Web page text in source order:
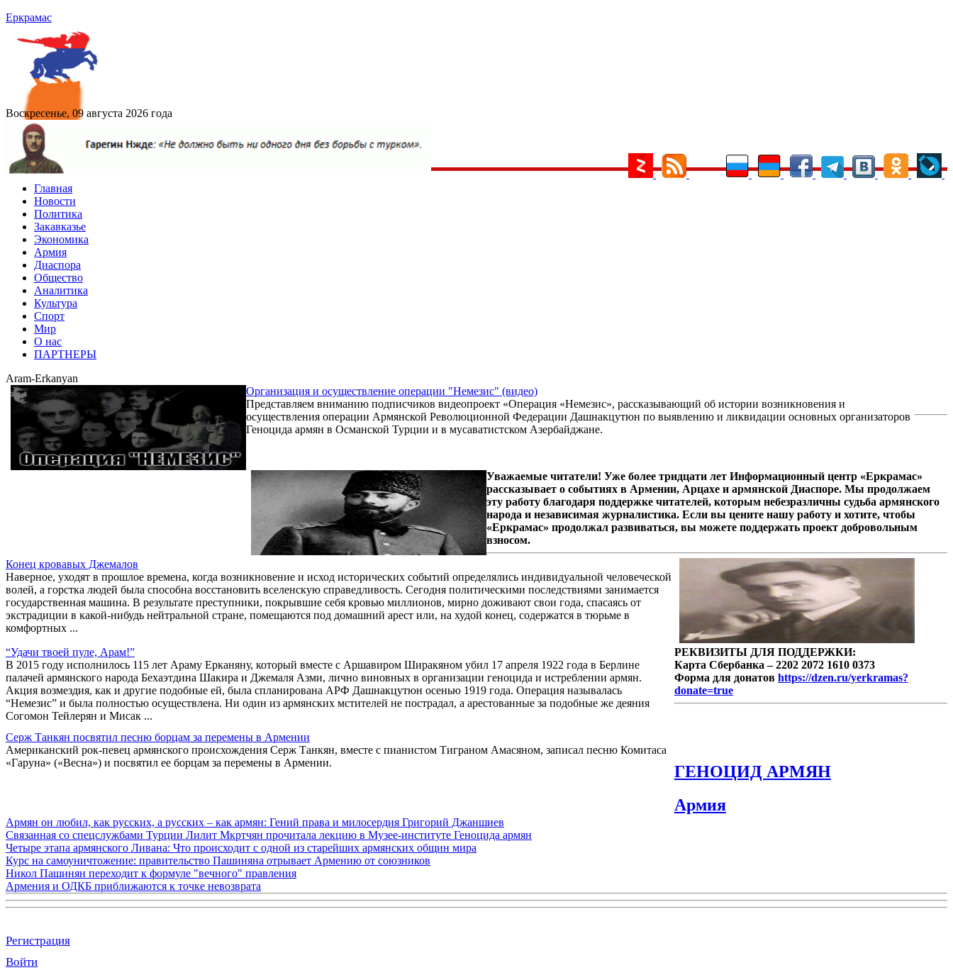
Еркрамас
Воскресенье, 09 августа 2026 года
Главная
Новости
Политика
Закавказье
Экономика
Армия
Диаспора
Общество
Аналитика
Культура
Спорт
Мир
О нас
ПАРТНЕРЫ
Aram-Erkanyan
Организация и осуществление операции "Немезис" (видео)
Представляем вниманию подписчиков видеопроект «Операция «Немезис», рассказывающий об истории возникновения и
осуществления операции Армянской Революционной Федерации Дашнакцутюн по выявлению и ликвидации основных организаторов
Геноцида армян в Османской Турции и в мусаватистском Азербайджане.
Конец кровавых Джемалов
Наверное, уходят в прошлое времена, когда возникновение и исход исторических событий определялись индивидуальной человеческой
волей, а горстка людей была способна восстановить вселенскую справедливость. Сегодня политическими последствиями занимается
государственная машина. В результате преступники, покрывшие себя кровью миллионов, мирно доживают свои года, спасаясь от
экстрадиции в какой-нибудь нейтральной стране, помещаются под домашний арест или, на худой конец, содержатся в тюрьме в
комфортных ...
“Удачи твоей пуле, Арам!”
В 2015 году исполнилось 115 лет Араму Ерканяну, который вместе с Аршавиром Ширакяном убил 17 апреля 1922 года в Берлине
палачей армянского народа Бехаэтдина Шакира и Джемаля Азми, лично виновных в организации геноцида и истреблении армян.
Акция возмездия, как и другие подобные ей, была спланирована АРФ Дашнакцутюн осенью 1919 года. Операция называлась
“Немезис” и была полностью осуществлена. Ни один из армянских мстителей не пострадал, а арестованные за подобные же деяния
Согомон Тейлерян и Мисак ...
Серж Танкян посвятил песню борцам за перемены в Армении
Американский рок-певец армянского происхождения Серж Танкян, вместе с пианистом Тиграном Амасяном, записал песню Комитаса
«Гаруна» («Весна») и посвятил ее борцам за перемены в Армении.
Уважаемые читатели! Уже более тридцати лет Информационный центр «Еркрамас»
рассказывает о событиях в Армении, Арцахе и армянской Диаспоре. Мы продолжаем
эту работу благодаря поддержке читателей, которым небезразличны судьба армянского
народа и независимая журналистика. Если вы цените нашу работу и хотите, чтобы
«Еркрамас» продолжал развиваться, вы можете поддержать проект добровольным
взносом.
РЕКВИЗИТЫ ДЛЯ ПОДДЕРЖКИ:
Карта Сбербанка – 2202 2072 1610 0373
Форма для донатов https://dzen.ru/yerkramas?
donate=true
ГЕНОЦИД АРМЯН
Армян он любил, как русских, а русских – как армян: Гений права и милосердия Григорий Джаншиев
Связанная со спецслужбами Турции Лилит Мкртчян прочитала лекцию в Музее-институте Геноцида армян
Четыре этапа армянского Ливана: Что происходит с одной из старейших армянских общин мира
Армия
Курс на самоуничтожение: правительство Пашиняна отрывает Армению от союзников
Никол Пашинян переходит к формуле "вечного" правления
Армения и ОДКБ приближаются к точке невозврата
Регистрация
Войти